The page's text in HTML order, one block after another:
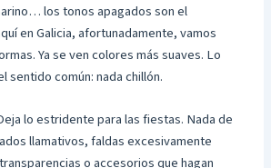
los tonos apagados son el
en Galicia, afortunadamente, vamos
Ya se ven colores más suaves. Lo
sentido común: nada chillón.
lo estridente para las fiestas. Nada de
llamativos, faldas excesivamente
o accesorios que hagan